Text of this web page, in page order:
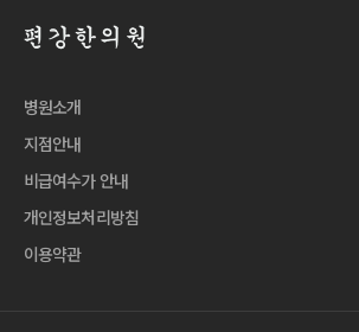
병원소개
지점안내
비급여수가 안내
개인정보처리방침
이용약관